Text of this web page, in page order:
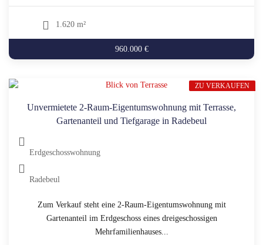
1.620 m²
960.000 €
Unvermietete 2-Raum-Eigentumswohnung mit Terrasse,
Gartenanteil und Tiefgarage in Radebeul
Erdgeschosswohnung
Radebeul
Zum Verkauf steht eine 2-Raum-Eigentumswohnung mit
Gartenanteil im Erdgeschoss eines dreigeschossigen
Mehrfamilienhauses...
ZU VERKAUFEN